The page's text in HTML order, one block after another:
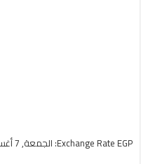
Exchange Rate EGP : الجمعة, 7 أغسطس.